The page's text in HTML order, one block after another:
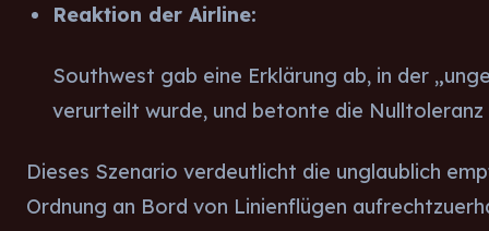
Reaktion der Airline:
Southwest gab eine Erklärung ab, in der
verurteilt wurde, und betonte die
Dieses Szenario verdeutlicht die unglaublich
Ordnung an Bord von Linienflügen